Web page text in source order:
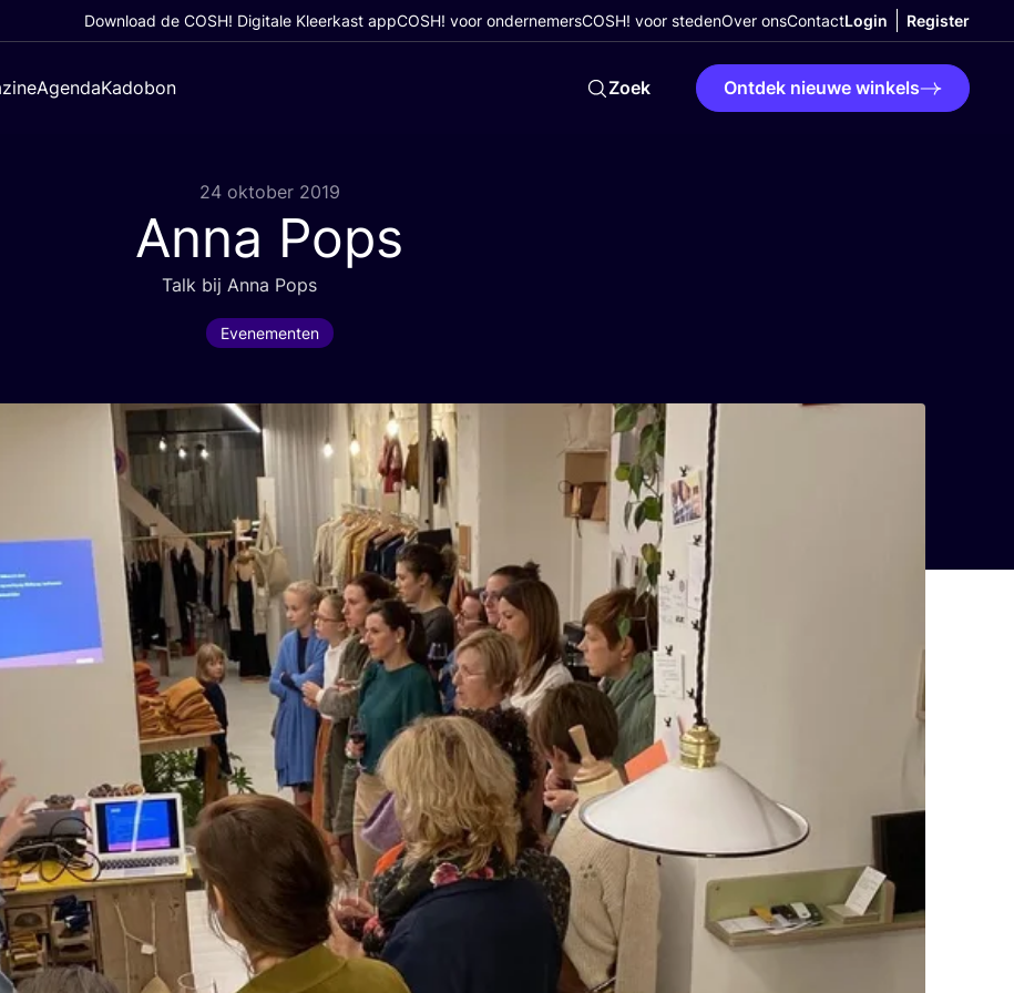
Download de COSH! Digitale Kleerkast appCOSH! voor ondernemersCOSH! voor stedenOver onsContactLogin Register
AgendaKadobon Zoek Ontdek nieuwe winkels
24 oktober 2019
Anna Pops
Talk bij Anna Pops
Evenementen